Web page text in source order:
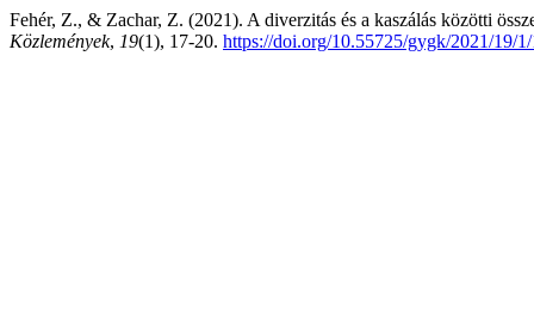
Fehér, Z., & Zachar, Z. (2021). A diverzitás és a kaszálás közötti
Közlemények, 19(1), 17-20. https://doi.org/10.55725/gygk/2021/19/